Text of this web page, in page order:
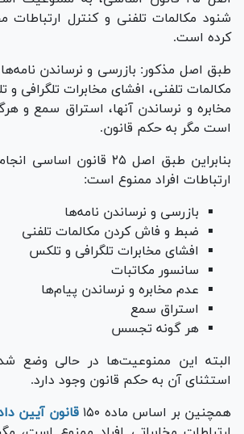
شنود مکالمات تلفنی و کنترل ارتباطات
کرده است.
طبق اصل مذکور: بازرسی و نرساندن
مکالمات تلفنی، افشای مخابرات تلگرافی
مخابره و نرساندن آنها، استراق سمع و
است مگر به حکم قانون.
بنابراین طبق اصل ۲۵ قانون
ارتباطات افراد ممنوع است:
بازرسی و نرساندن نامه‌ها
ضبط و فاش کردن مکالمات تلفنی
افشای مخابرات تلگرافی و تلکس
سانسور مکاتبات
عدم مخابره و نرساندن پیام‌ها
استراق سمع
هر گونه تجسس
البته این ممنوعیت‌ها در حالی وضع
استثنای آن به حکم قانون وجود دارد.
همچنین بر اساس ماده ۱۵۰
قانون آیین